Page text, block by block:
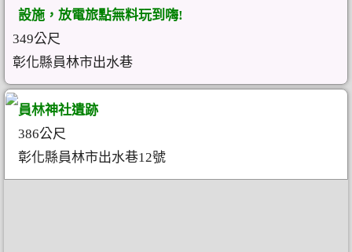
設施，放電旅點無料玩到嗨!
349公尺
彰化縣員林市出水巷
員林神社遺跡
386公尺
彰化縣員林市出水巷12號